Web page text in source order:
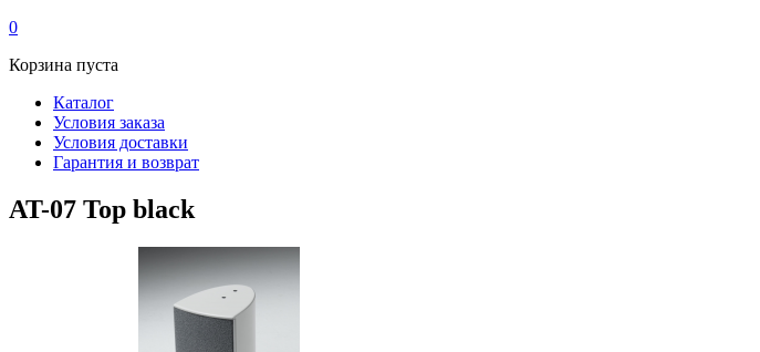
0
Корзина пуста
Каталог
Условия заказа
Условия доставки
Гарантия и возврат
AT-07 Top black